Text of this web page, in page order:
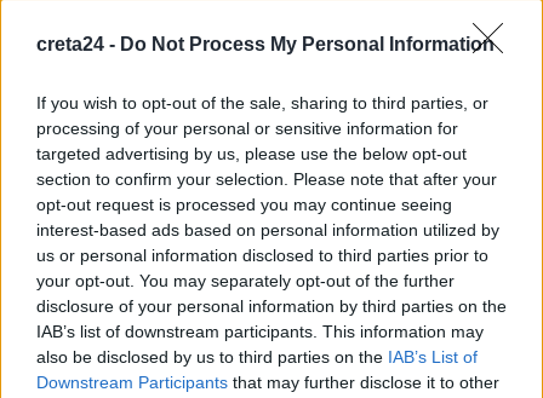
creta24 - Do Not Process My Personal Information
If you wish to opt-out of the sale, sharing to third parties, or
processing of your personal or sensitive information for
targeted advertising by us, please use the below opt-out
section to confirm your selection. Please note that after your
opt-out request is processed you may continue seeing
interest-based ads based on personal information utilized by
us or personal information disclosed to third parties prior to
your opt-out. You may separately opt-out of the further
disclosure of your personal information by third parties on the
IAB’s list of downstream participants. This information may
also be disclosed by us to third parties on the IAB’s List of
Downstream Participants that may further disclose it to other
Newsroom 5 Οκτωβρίου, 2025
ΡΟΗ ΕΙΔΗΣΕΩΝ
Θέουτα: Εκατοντάδες ασυνόδευτα παιδιά μεταναστών
εκτεθειμένα σε κάθε μορφή κακοποίησης
7 Αυγούστου, 2026
Υψηλός κίνδυνος πυρκαγιάς σήμερα στην Κρήτη
7 Αυγούστου, 2026